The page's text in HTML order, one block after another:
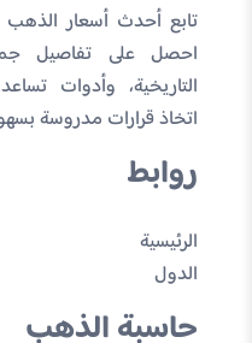
تابع أحدث أسعار
احصل على تفاصيل جميع
التاريخية، وأدوات
اتخاذ قرارات مدروسة
روابط
الرئيسية
الدول
حاسبة الذهب